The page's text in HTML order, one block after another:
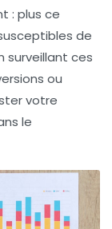
: plus ce
de
surveillant ces
ou
votre
le